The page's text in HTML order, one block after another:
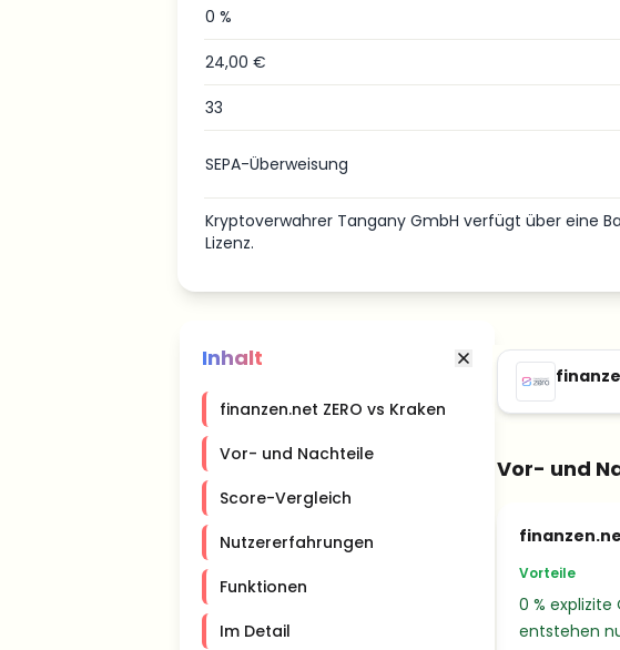
0 %
24,00 €
33
SEPA-Überweisung
Kryptoverwahrer Tangany GmbH verfügt über eine
Lizenz.
Inhalt
finanzen.net ZERO vs Kraken
Vor- und Nachteile
Score-Vergleich
Nutzererfahrungen
Funktionen
Im Detail
Vor- und
Vorteile
0 %
entstehen